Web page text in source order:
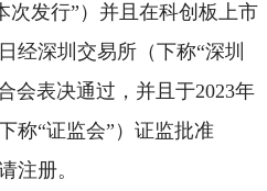
次发行”）并且在科创板上市
经深圳交易所（下称“深圳
会表决通过，并且于2023年
称“证监会”）证监批准
注册。